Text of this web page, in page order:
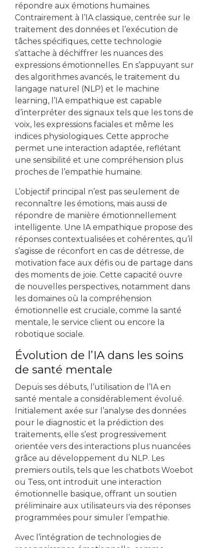
répondre aux émotions humaines.
Contrairement à l’IA classique, centrée sur le
traitement des données et l’exécution de
tâches spécifiques, cette technologie
s’attache à déchiffrer les nuances des
expressions émotionnelles. En s’appuyant sur
des algorithmes avancés, le traitement du
langage naturel (NLP) et le machine
learning, l’IA empathique est capable
d’interpréter des signaux tels que les tons de
voix, les expressions faciales et même les
indices physiologiques. Cette approche
permet une interaction adaptée, reflétant
une sensibilité et une compréhension plus
proches de l’empathie humaine.
L’objectif principal n’est pas seulement de
reconnaître les émotions, mais aussi de
répondre de manière émotionnellement
intelligente. Une IA empathique propose des
réponses contextualisées et cohérentes, qu’il
s’agisse de réconfort en cas de détresse, de
motivation face aux défis ou de partage dans
des moments de joie. Cette capacité ouvre
de nouvelles perspectives, notamment dans
les domaines où la compréhension
émotionnelle est cruciale, comme la santé
mentale, le service client ou encore la
robotique sociale.
Évolution de l’IA dans les soins
de santé mentale
Depuis ses débuts, l’utilisation de l’IA en
santé mentale a considérablement évolué.
Initialement axée sur l’analyse des données
pour le diagnostic et la prédiction des
traitements, elle s’est progressivement
orientée vers des interactions plus nuancées
grâce au développement du NLP. Les
premiers outils, tels que les chatbots Woebot
ou Tess, ont introduit une interaction
émotionnelle basique, offrant un soutien
préliminaire aux utilisateurs via des réponses
programmées pour simuler l’empathie.
Avec l’intégration de technologies de